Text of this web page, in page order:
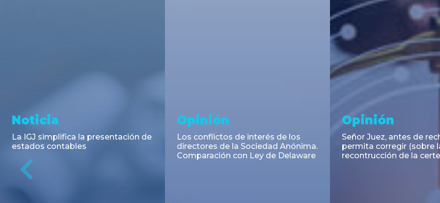
Asesoramiento y
Transacciones
DLA Piper Argentina y Bruchou &
Funes de Rioja asesoraron en la
emisión de Títulos de Deuda
Pública Adicionales de la Provincia
Asesoramiento y
Transacciones
TCA Tanoira Cassagne asesoró en
la emisión de las Obligaciones
Noticia
El INAES unifica y
régimen informativo
cooperativas y mutuales
Previous